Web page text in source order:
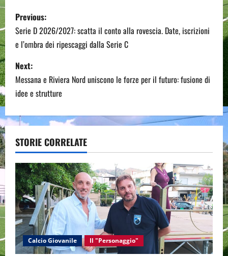
P
o
s
t
n
a
v
i
g
a
t
i
Previous:
Serie D 2026/2027: scatta il conto alla rovescia. Date, iscrizioni
e l’ombra dei ripescaggi dalla Serie C
Next:
Messana e Riviera Nord uniscono le forze per il futuro: fusione di
idee e strutture
STORIE CORRELATE
Calcio Giovanile Il "Personaggio"